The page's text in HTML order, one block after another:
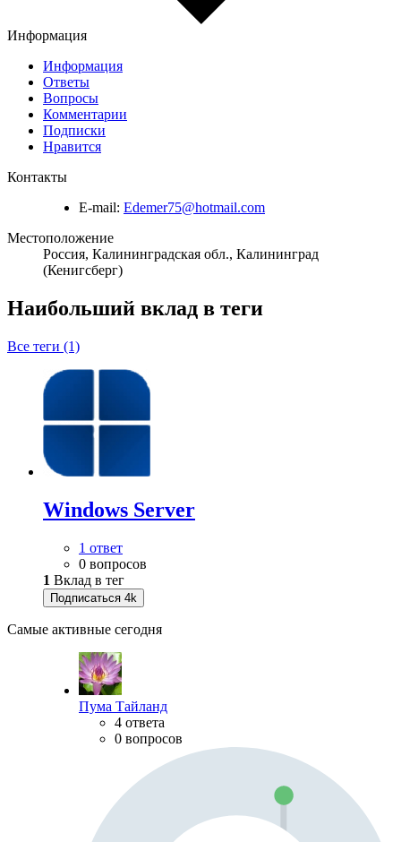
Информация
Информация
Ответы
Вопросы
Комментарии
Подписки
Нравится
Контакты
E-mail: Edemer75@hotmail.com
Местоположение
Россия, Калининградская обл., Калининград
(Кенигсберг)
Наибольший вклад в теги
Все теги (1)
Windows Server
1 ответ
0 вопросов
1 Вклад в тег
Подписаться 4k
Самые активные сегодня
Пума Тайланд
4 ответа
0 вопросов